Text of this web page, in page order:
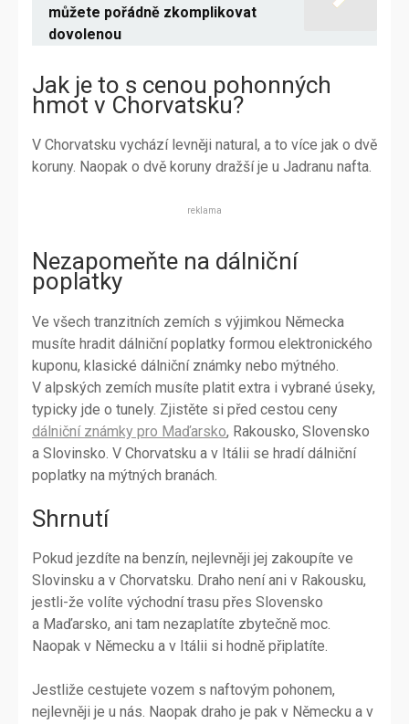
můžete pořádně zkomplikovat
dovolenou
Jak je to s cenou pohonných
hmot v Chorvatsku?
V Chorvatsku vychází levněji natural, a to více jak o dvě
koruny. Naopak o dvě koruny dražší je u Jadranu nafta.
reklama
Nezapomeňte na dálniční
poplatky
Ve všech tranzitních zemích s výjimkou Německa
musíte hradit dálniční poplatky formou elektronického
kuponu, klasické dálniční známky nebo mýtného.
V alpských zemích musíte platit extra i vybrané úseky,
typicky jde o tunely. Zjistěte si před cestou ceny
dálniční známky pro Maďarsko, Rakousko, Slovensko
a Slovinsko. V Chorvatsku a v Itálii se hradí dálniční
poplatky na mýtných branách.
Shrnutí
Pokud jezdíte na benzín, nejlevněji jej zakoupíte ve
Slovinsku a v Chorvatsku. Draho není ani v Rakousku,
jestli-že volíte východní trasu přes Slovensko
a Maďarsko, ani tam nezaplatíte zbytečně moc.
Naopak v Německu a v Itálii si hodně připlatíte.
Jestliže cestujete vozem s naftovým pohonem,
nejlevněji je u nás. Naopak draho je pak v Německu a v